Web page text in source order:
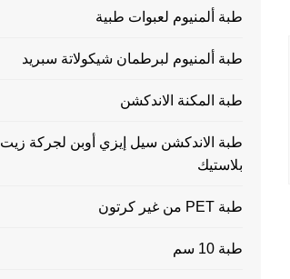
طبة ألمنيوم لعبوات طبية
طبة ألمنيوم لبرطمان شيكولاتة سبريد
طبة المكنة الاندكشن
طبة الاندكشن سيل إيزي أوبن لجركة زيت
بلاستيك
طبة PET من غير كرتون
طبة 10 سم